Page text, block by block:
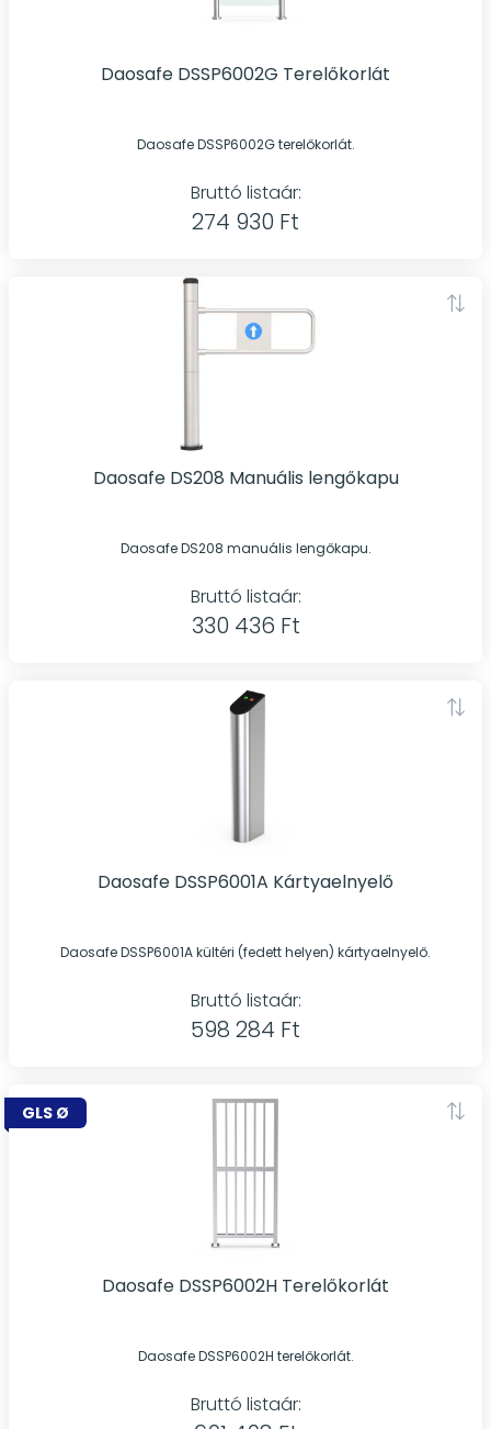
Daosafe DSSP6002G Terelőkorlát
Daosafe DSSP6002G terelőkorlát.
Bruttó listaár:
274 930 Ft
Daosafe DS208 Manuális lengőkapu
Daosafe DS208 manuális lengőkapu.
Bruttó listaár:
330 436 Ft
Daosafe DSSP6001A Kártyaelnyelő
Daosafe DSSP6001A kültéri (fedett helyen) kártyaelnyelő.
Bruttó listaár:
598 284 Ft
GLS Ø
Daosafe DSSP6002H Terelőkorlát
Daosafe DSSP6002H terelőkorlát.
Bruttó listaár: